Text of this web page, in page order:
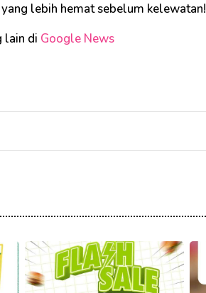
lebih hemat sebelum kelewatan!
lain di Google News